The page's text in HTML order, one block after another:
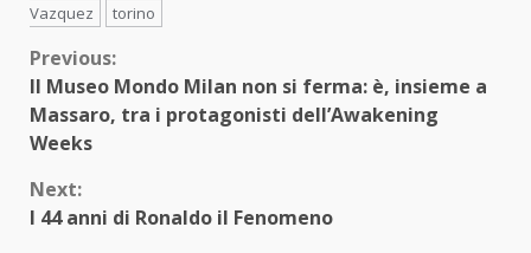
Vazquez
torino
Continue
Reading
Previous:
Il Museo Mondo Milan non si ferma: è, insieme a
Massaro, tra i protagonisti dell’Awakening
Weeks
Next:
I 44 anni di Ronaldo il Fenomeno